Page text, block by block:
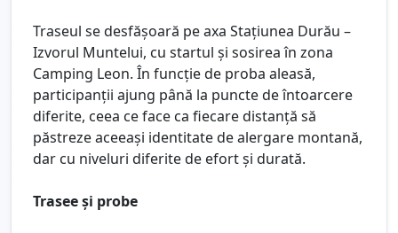
Traseul se desfășoară pe axa Stațiunea Durău –
Izvorul Muntelui, cu startul și sosirea în zona
Camping Leon. În funcție de proba aleasă,
participanții ajung până la puncte de întoarcere
diferite, ceea ce face ca fiecare distanță să
păstreze aceeași identitate de alergare montană,
dar cu niveluri diferite de efort și durată.
Trasee și probe